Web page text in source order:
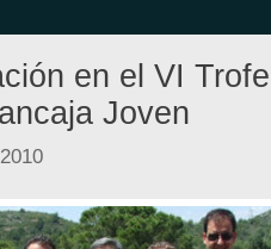
en el VI
Joven